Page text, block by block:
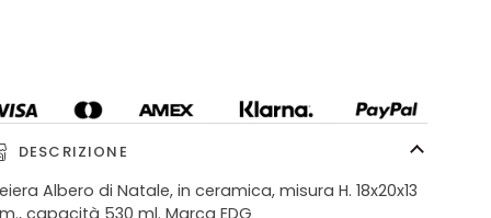
DESCRIZIONE
Albero di Natale, in ceramica, misura H. 18x20x13
capacità 530 ml. Marca EDG